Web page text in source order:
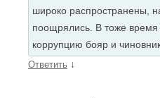
широко распространены,
поощрялись. В тоже время
коррупцию бояр и
Ответить ↓